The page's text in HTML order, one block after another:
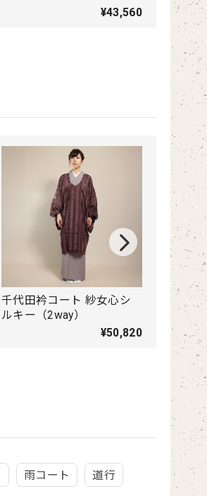
¥43,560
千代田衿コート 紗女心シ
ルキー（2way）
¥50,820
着物衿
キー乱ぼ
雨コート 道行